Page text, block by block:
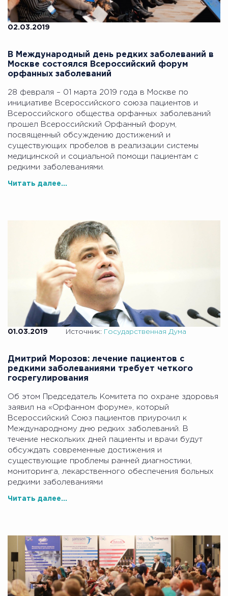
02.03.2019
В Международный день редких заболеваний в
Москве состоялся Всероссийский форум
орфанных заболеваний
28 февраля – 01 марта 2019 года в Москве по
инициативе Всероссийского союза пациентов и
Всероссийского общества орфанных заболеваний
прошел Всероссийский Орфанный форум,
посвященный обсуждению достижений и
существующих пробелов в реализации системы
медицинской и социальной помощи пациентам с
редкими заболеваниями.
Читать далее...
01.03.2019 Источник: Государственная Дума
Дмитрий Морозов: лечение пациентов с
редкими заболеваниями требует четкого
госрегулирования
Об этом Председатель Комитета по охране здоровья
заявил на «Орфанном форуме», который
Всероссийский Союз пациентов приурочил к
Международному дню редких заболеваний. В
течение нескольких дней пациенты и врачи будут
обсуждать современные достижения и
существующие проблемы ранней диагностики,
мониторинга, лекарственного обеспечения больных
редкими заболеваниями
Читать далее...